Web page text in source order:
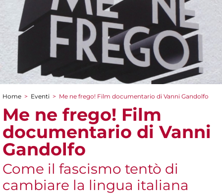
Tu sei qui
Home > Eventi > Me ne frego! Film documentario di Vanni Gandolfo
Me ne frego! Film
documentario di Vanni
Gandolfo
Come il fascismo tentò di
cambiare la lingua italiana